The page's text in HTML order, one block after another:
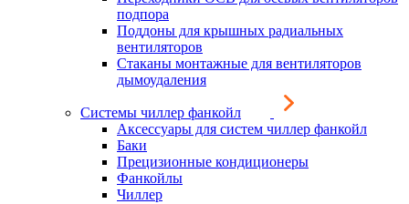
подпора
Поддоны для крышных радиальных
вентиляторов
Стаканы монтажные для вентиляторов
дымоудаления
Системы чиллер фанкойл
Аксессуары для систем чиллер фанкойл
Баки
Прецизионные кондиционеры
Фанкойлы
Чиллер